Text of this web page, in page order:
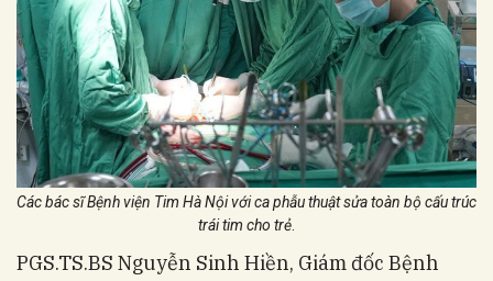
Các bác sĩ Bệnh viện Tim Hà Nội với ca phẫu thuật sửa toàn bộ cấu trúc
trái tim cho trẻ.
PGS.TS.BS Nguyễn Sinh Hiền, Giám đốc Bệnh